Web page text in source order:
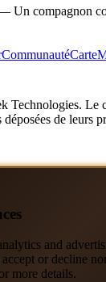
Un compagnon
CommunautéCarte
Technologies. Le
déposées de leurs
and
or decline
more details.